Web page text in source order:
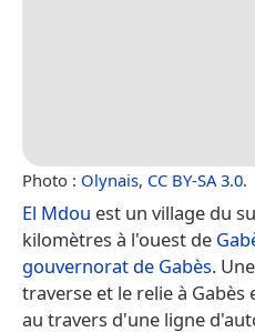
Photo : Olynais, CC BY-SA 3.0.
El Mdou est un village du
kilomètres à l'ouest de
gouvernorat de Gabès.
traverse et le relie à Gabès
au travers d'une ligne